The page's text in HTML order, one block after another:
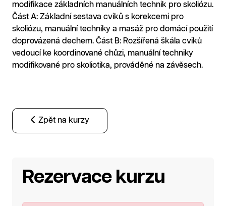
modifikace základních manuálních technik pro skoliózu.
Část A: Základní sestava cviků s korekcemi pro
skoliózu, manuální techniky a masáž pro domácí použití
doprovázená dechem. Část B: Rozšířená škála cviků
vedoucí ke koordinované chůzi, manuální techniky
modifikované pro skoliotika, prováděné na závěsech.
Zpět na kurzy
Rezervace kurzu